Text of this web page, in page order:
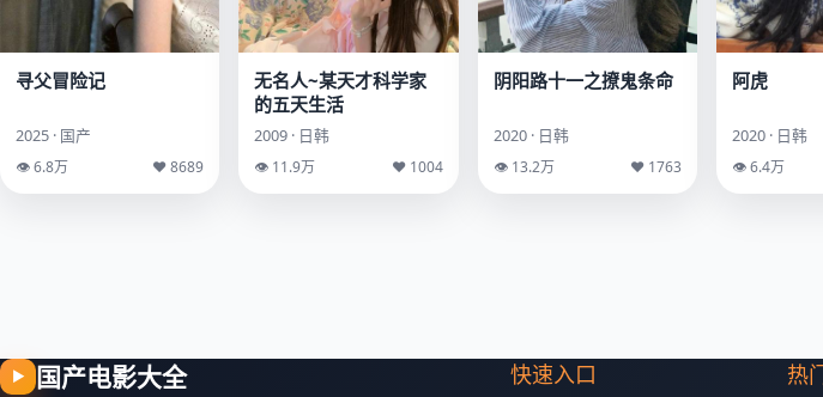
寻父冒险记
2025 · 国产
👁 6.8万 ♥ 8689
无名人~某天才科学家
的五天生活
2009 · 日韩
👁 11.9万 ♥ 1004
阴阳路十一之撩鬼条命
2020 · 日韩
👁 13.2万 ♥ 1763
阿虎
2020 · 日韩
👁 6.4万
▶ 国产电影大全 快速入口 热